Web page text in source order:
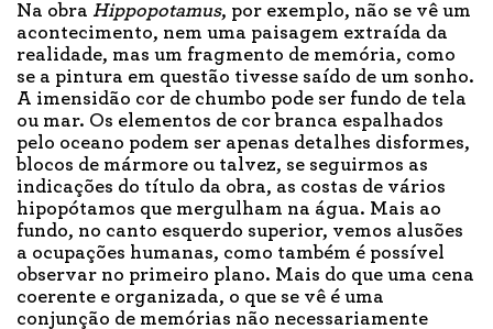
Na obra Hippopotamus, por exemplo, não se vê um
acontecimento, nem uma paisagem extraída da
realidade, mas um fragmento de memória, como
se a pintura em questão tivesse saído de um sonho.
A imensidão cor de chumbo pode ser fundo de tela
ou mar. Os elementos de cor branca espalhados
pelo oceano podem ser apenas detalhes disformes,
blocos de mármore ou talvez, se seguirmos as
indicações do título da obra, as costas de vários
hipopótamos que mergulham na água. Mais ao
fundo, no canto esquerdo superior, vemos alusões
a ocupações humanas, como também é possível
observar no primeiro plano. Mais do que uma cena
coerente e organizada, o que se vê é uma
conjunção de memórias não necessariamente